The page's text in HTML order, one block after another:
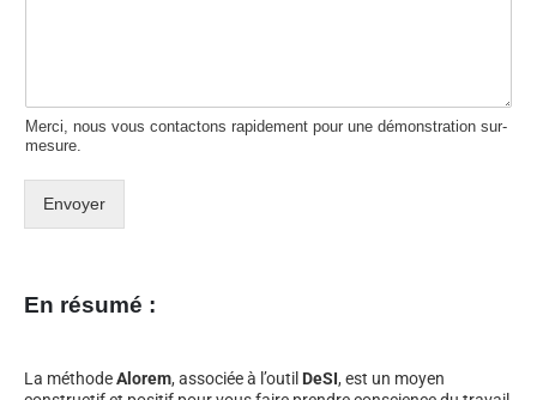
Merci, nous vous contactons rapidement pour une démonstration sur-
mesure.
Envoyer
En résumé :
La méthodeAlorem, associée à l’outil DeSI, est un moyen